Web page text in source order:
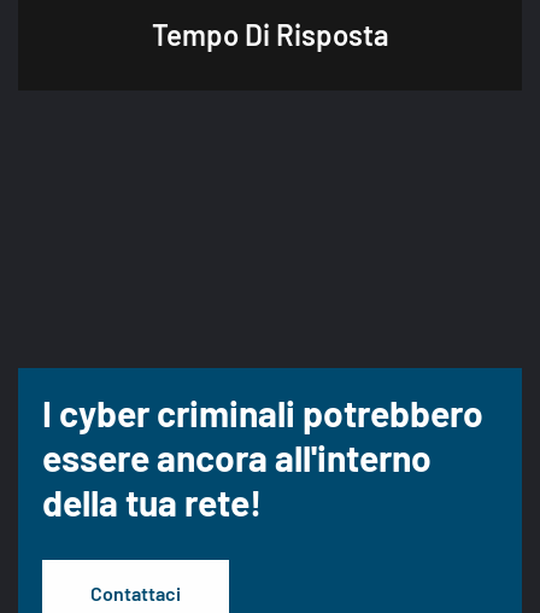
Tempo Di Risposta
I cyber criminali potrebbero
essere ancora all'interno
della tua rete!
Contattaci